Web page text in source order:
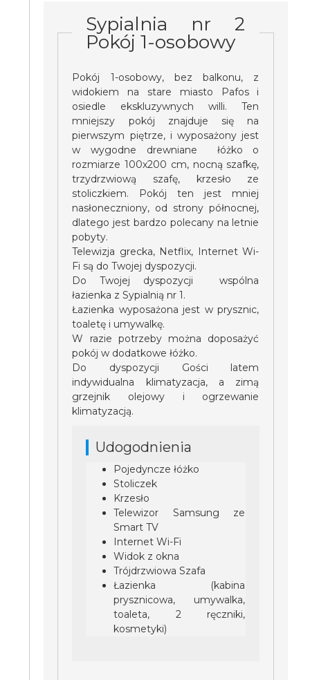
Sypialnia nr 2
Pokój 1-osobowy
Pokój 1-osobowy, bez balkonu, z
widokiem na stare miasto Pafos i
osiedle ekskluzywnych willi. Ten
mniejszy pokój znajduje się na
pierwszym piętrze, i wyposażony jest
w wygodne drewniane łóżko o
rozmiarze 100x200 cm, nocną szafkę,
trzydrzwiową szafę, krzesło ze
stoliczkiem. Pokój ten jest mniej
nasłoneczniony, od strony północnej,
dlatego jest bardzo polecany na letnie
pobyty.
Telewizja grecka, Netflix, Internet Wi-
Fi są do Twojej dyspozycji.
Do Twojej dyspozycji wspólna
łazienka z Sypialnią nr 1.
Łazienka wyposażona jest w prysznic,
toaletę i umywalkę.
W razie potrzeby można doposażyć
pokój w dodatkowe łóżko.
Do dyspozycji Gości latem
indywidualna klimatyzacja, a zimą
grzejnik olejowy i ogrzewanie
klimatyzacją.
Udogodnienia
Pojedyncze łóżko
Stoliczek
Krzesło
Telewizor Samsung ze
Smart TV
Internet Wi-Fi
Widok z okna
Trójdrzwiowa Szafa
Łazienka (kabina
prysznicowa, umywalka,
toaleta, 2 ręczniki,
kosmetyki)